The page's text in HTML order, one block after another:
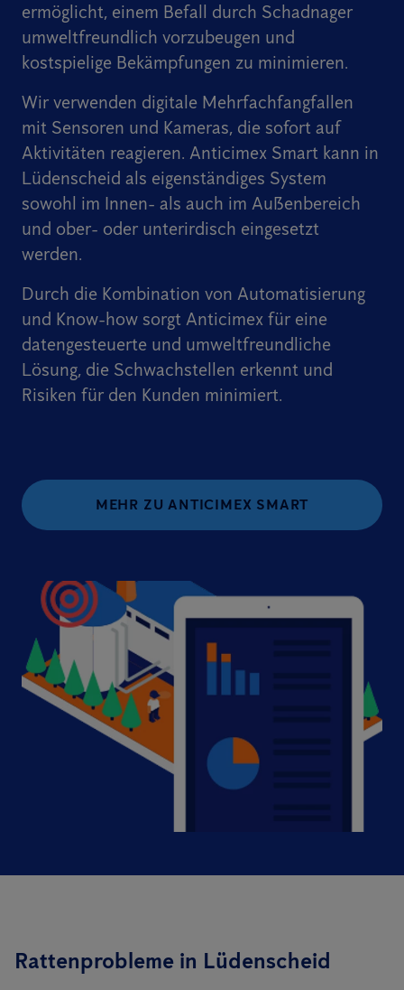
ermöglicht, einem Befall durch Schadnager
umweltfreundlich vorzubeugen und
kostspielige Bekämpfungen zu minimieren.
Wir verwenden digitale Mehrfachfangfallen
mit Sensoren und Kameras, die sofort auf
Aktivitäten reagieren. Anticimex Smart kann in
Lüdenscheid als eigenständiges System
sowohl im Innen- als auch im Außenbereich
und ober- oder unterirdisch eingesetzt
werden.
Durch die Kombination von Automatisierung
und Know-how sorgt Anticimex für eine
datengesteuerte und umweltfreundliche
Lösung, die Schwachstellen erkennt und
Risiken für den Kunden minimiert.
MEHR ZU ANTICIMEX SMART
Rattenprobleme in Lüdenscheid